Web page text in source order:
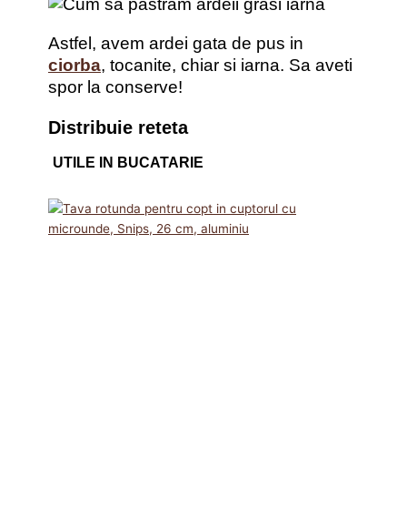
Astfel, avem ardei gata de pus in
ciorba, tocanite, chiar si iarna. Sa aveti
spor la conserve!
Distribuie reteta
UTILE IN BUCATARIE